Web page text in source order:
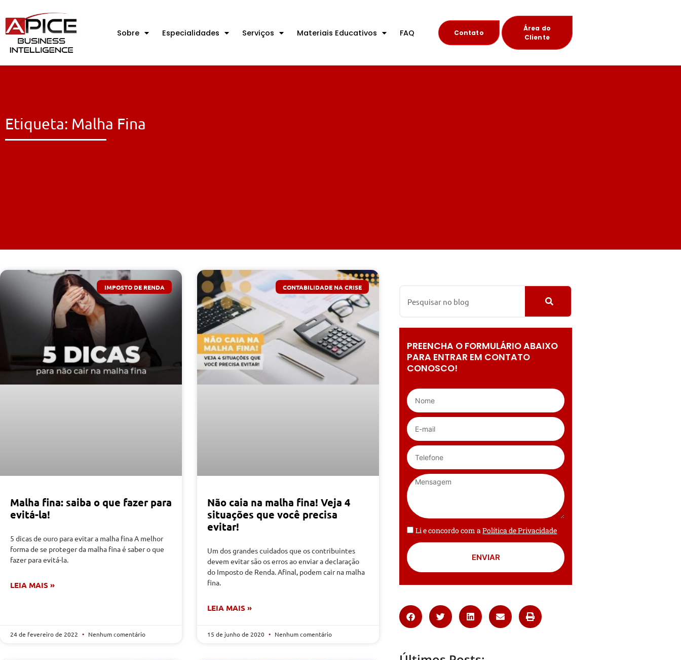
Sobre Especialidades Serviços Materiais Educativos FAQ Contato
Área do
Cliente
Etiqueta: Malha Fina
IMPOSTO DE RENDA
Malha fina: saiba o que fazer para
evitá-la!
5 dicas de ouro para evitar a malha fina A melhor
forma de se proteger da malha fina é saber o que
fazer para evitá-la.
LEIA MAIS »
24 de fevereiro de 2022 Nenhum comentário
CONTABILIDADE NA CRISE
Não caia na malha fina! Veja 4
situações que você precisa
evitar!
Um dos grandes cuidados que os contribuintes
devem evitar são os erros ao enviar a declaração
do Imposto de Renda. Afinal, podem cair na malha
fina.
LEIA MAIS »
15 de junho de 2020 Nenhum comentário
PREENCHA O FORMULÁRIO ABAIXO
PARA ENTRAR EM CONTATO
CONOSCO!
Li e concordo com aPolítica de Privacidade
ENVIAR